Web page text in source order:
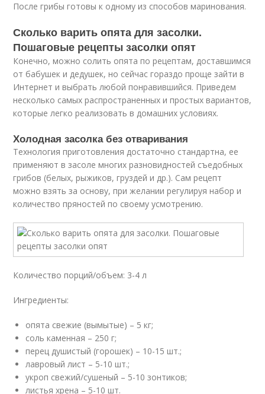
После грибы готовы к одному из способов маринования.
Сколько варить опята для засолки.
Пошаговые рецепты засолки опят
Конечно, можно солить опята по рецептам, доставшимся
от бабушек и дедушек, но сейчас гораздо проще зайти в
Интернет и выбрать любой понравившийся. Приведем
несколько самых распространенных и простых вариантов,
которые легко реализовать в домашних условиях.
Холодная засолка без отваривания
Технология приготовления достаточно стандартна, ее
применяют в засоле многих разновидностей съедобных
грибов (белых, рыжиков, груздей и др.). Сам рецепт
можно взять за основу, при желании регулируя набор и
количество пряностей по своему усмотрению.
Количество порций/объем: 3-4 л
Ингредиенты:
опята свежие (вымытые) – 5 кг;
соль каменная – 250 г;
перец душистый (горошек) – 10-15 шт.;
лавровый лист – 5-10 шт.;
укроп свежий/сушеный – 5-10 зонтиков;
листья хрена – 5-10 шт.